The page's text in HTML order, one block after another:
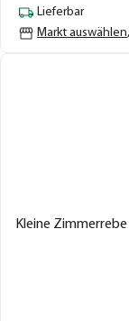
Lieferbar
Markt auswählen
Kleine